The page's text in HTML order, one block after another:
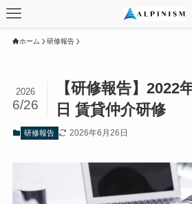
ホーム 研修報告
【研修報告】2022
日 賃貸仲介研修
2026
6/26
研修報告 2026年6月26日